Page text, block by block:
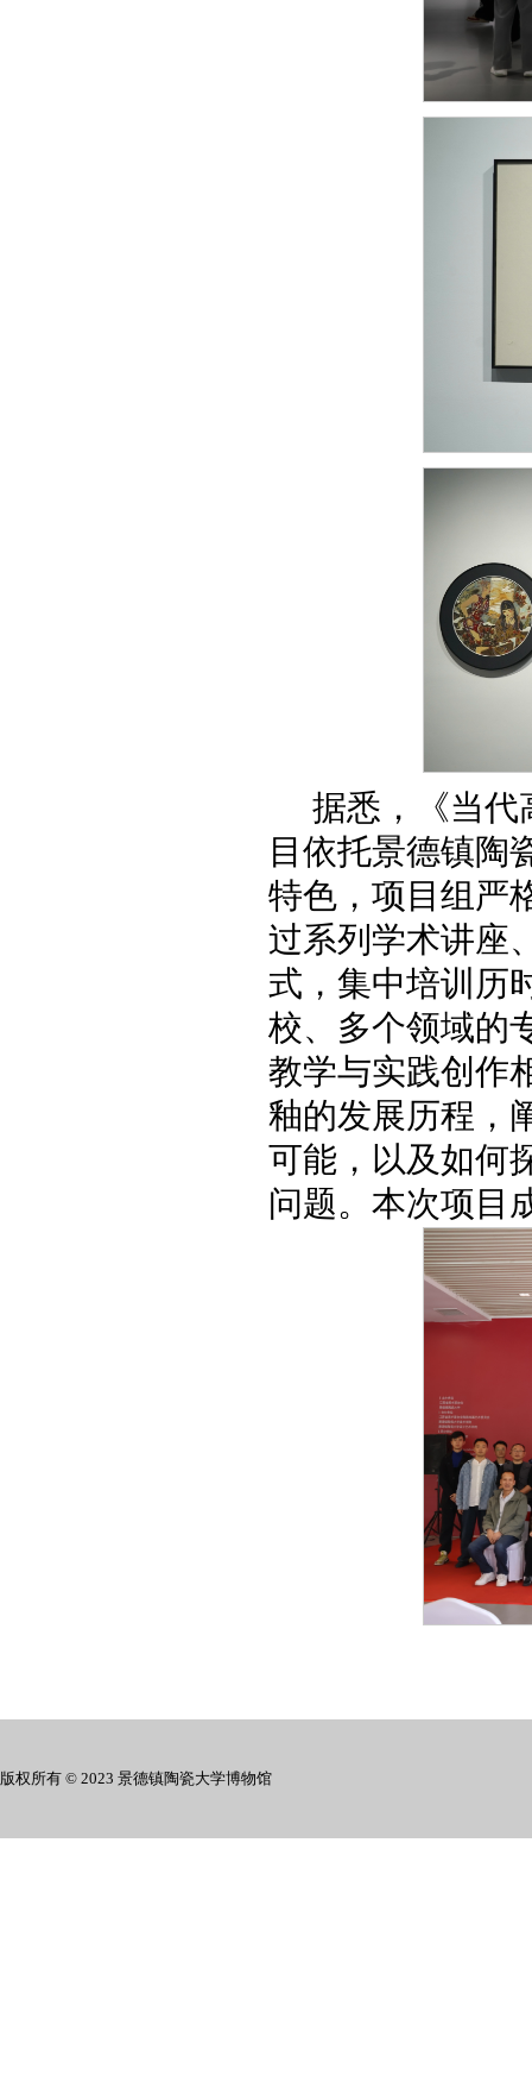
据悉，《当代
目依托景德镇陶
特色，项目组严
过系列学术讲座
式，集中培训历
校、多个领域的
教学与实践创作
釉的发展历程，
可能，以及如何
问题。本次项目
版权所有 © 2023 景德镇陶瓷大学博物馆